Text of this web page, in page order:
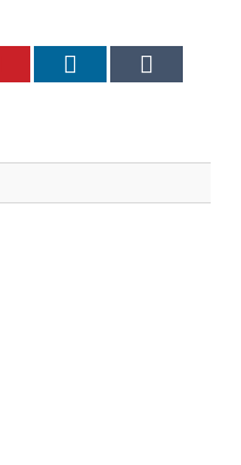
Pinterest LinkedIn